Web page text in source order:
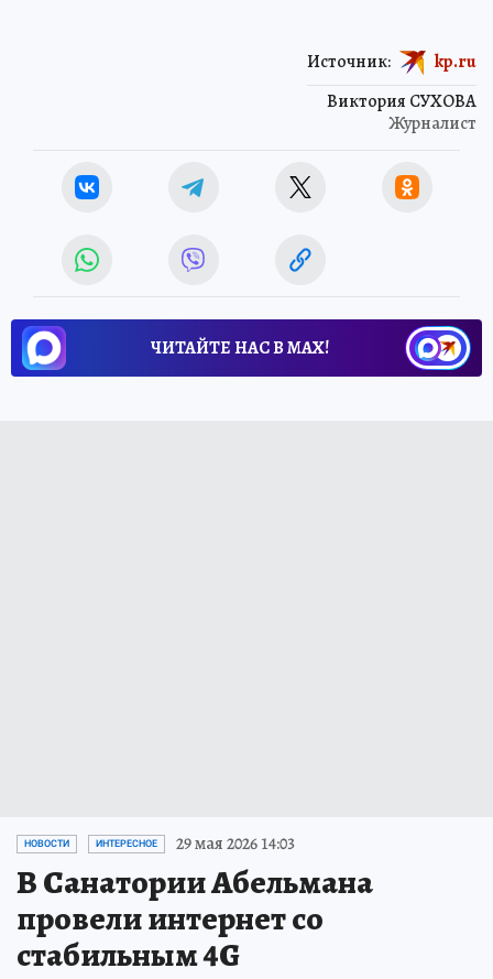
Виктория СУХОВА
Журналист
Источник: kp.ru
ЧИТАЙТЕ НАС В МАХ!
НОВОСТИ ИНТЕРЕСНОЕ 29 мая 2026 14:03
В Cанатории Абельмана
провели интернет со
стабильным 4G